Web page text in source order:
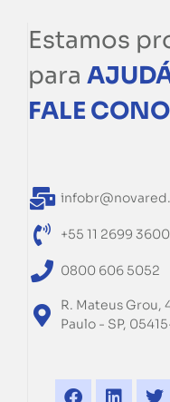
Estamos
para
FALE
+55 11 2699 3600
0800 606 5052
R. Mateus Grou,
Paulo - SP,